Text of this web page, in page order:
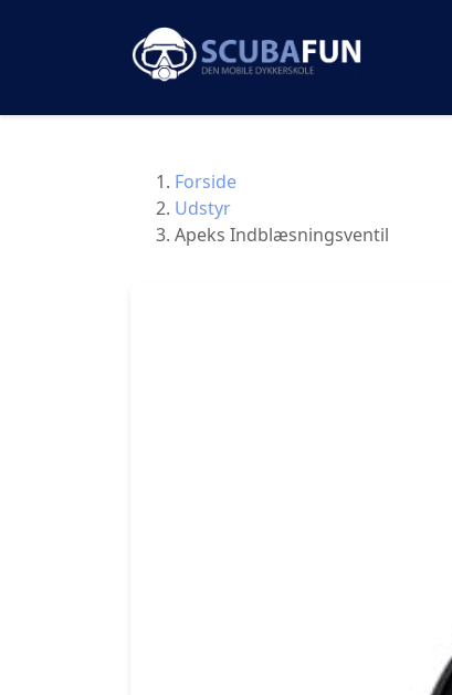
Forside
Udstyr
Apeks Indblæsningsventil